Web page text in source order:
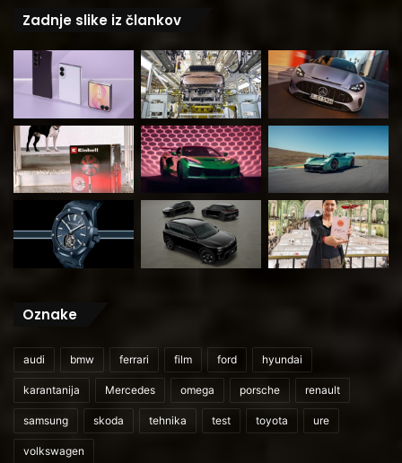
Zadnje slike iz člankov
Oznake
audi bmw ferrari film ford hyundai
karantanija Mercedes omega porsche renault
samsung skoda tehnika test toyota ure
volkswagen